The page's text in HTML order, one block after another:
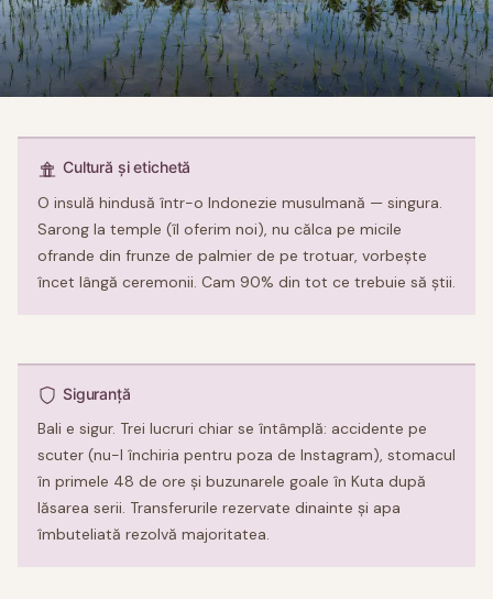
Cultură și etichetă
O insulă hindusă într-o Indonezie musulmană — singura.
Sarong la temple (îl oferim noi), nu călca pe micile
ofrande din frunze de palmier de pe trotuar, vorbește
încet lângă ceremonii. Cam 90% din tot ce trebuie să știi.
Siguranță
Bali e sigur. Trei lucruri chiar se întâmplă: accidente pe
scuter (nu-l închiria pentru poza de Instagram), stomacul
în primele 48 de ore și buzunarele goale în Kuta după
lăsarea serii. Transferurile rezervate dinainte și apa
îmbuteliată rezolvă majoritatea.